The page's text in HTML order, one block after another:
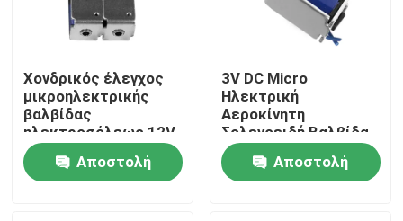
Σπίτι
Προϊόντα
Χονδρικός έλεγχος
μικροηλεκτρικής
βαλβίδας
ηλεκτροσόλεως 12V
Αποστολή
3V DC Micro
Ηλεκτρική
Αεροκίνητη
Σολενοειδή Βαλβίδα
Για
Σφυγμομανόμετρο
Αποστολή